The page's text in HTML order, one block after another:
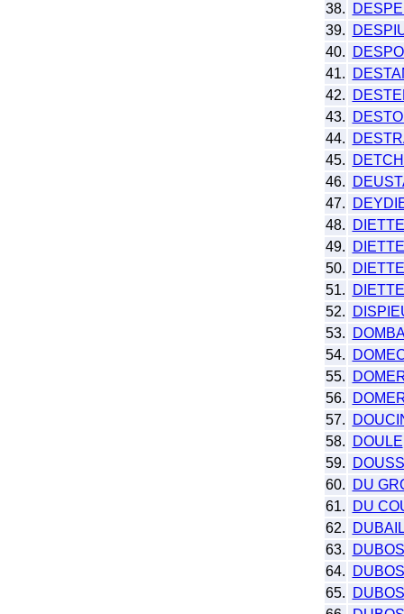
38.
39.
40.
41.
42.
43.
44.
45.
46.
47.
48.
DIETTE
49.
50.
51.
52.
53.
54.
55.
56.
57.
58.
DOULE
59.
60.
DU
61.
DU
62.
63.
64.
65.